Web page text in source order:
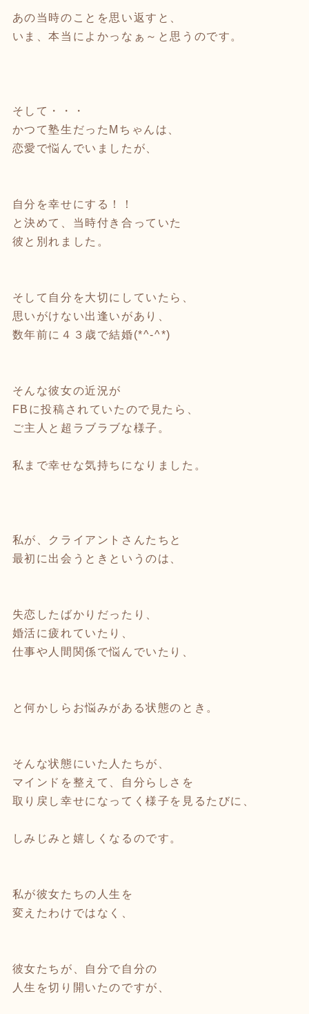
あの当時のことを思い返すと、
いま、本当によかっなぁ～と思うのです。
そして・・・
かつて塾生だったMちゃんは、
恋愛で悩んでいましたが、
自分を幸せにする！！
と決めて、当時付き合っていた
彼と別れました。
そして自分を大切にしていたら、
思いがけない出逢いがあり、
数年前に４３歳で結婚(*^-^*)
そんな彼女の近況が
FBに投稿されていたので見たら、
ご主人と超ラブラブな様子。
私まで幸せな気持ちになりました。
私が、クライアントさんたちと
最初に出会うときというのは、
失恋したばかりだったり、
婚活に疲れていたり、
仕事や人間関係で悩んでいたり、
と何かしらお悩みがある状態のとき。
そんな状態にいた人たちが、
マインドを整えて、自分らしさを
取り戻し幸せになってく様子を見るたびに、
しみじみと嬉しくなるのです。
私が彼女たちの人生を
変えたわけではなく、
彼女たちが、自分で自分の
人生を切り開いたのですが、